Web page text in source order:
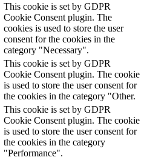
This cookie is set by GDPR
Cookie Consent plugin. The
cookies is used to store the user
consent for the cookies in the
category "Necessary".
This cookie is set by GDPR
Cookie Consent plugin. The cookie
is used to store the user consent for
the cookies in the category "Other.
This cookie is set by GDPR
Cookie Consent plugin. The cookie
is used to store the user consent for
the cookies in the category
"Performance".